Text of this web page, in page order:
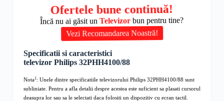
Ofertele bune continuă!
Încă nu ai găsit unTelevizorbun pentru tine?
Vezi Recomandarea Noastră!
Specificatii si caracteristici
televizor Philips 32PHH4100/88
Nota1: Unele dintre specificatiile televizorului Philips 32PHH4100/88 sunt
subliniate. Pentru a afla detalii despre acestea este suficient sa plasati cursorul
deasupra lor sau sa le selectati daca folositi un dispozitiv cu ecran tactil.